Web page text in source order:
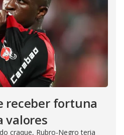
receber fortuna
valores
craque, Rubro-Negro teria